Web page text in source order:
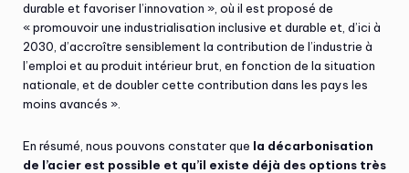
durable et favoriser l’innovation », où il est proposé de
« promouvoir une industrialisation inclusive et durable et, d’ici à
2030, d’accroître sensiblement la contribution de l’industrie à
l’emploi et au produit intérieur brut, en fonction de la situation
nationale, et de doubler cette contribution dans les pays les
moins avancés ».
En résumé, nous pouvons constater que la décarbonisation
de l’acier est possible et qu’il existe déjà des options très